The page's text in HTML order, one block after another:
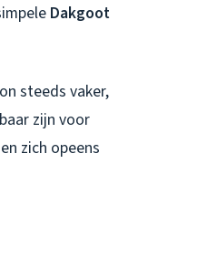
Dakgoot
steeds vaker,
zijn voor
zich opeens